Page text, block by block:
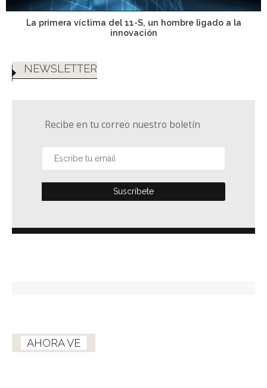
La primera víctima del 11-S, un hombre ligado a la
innovación
NEWSLETTER
Recibe en tu correo nuestro boletín
AHORA VE